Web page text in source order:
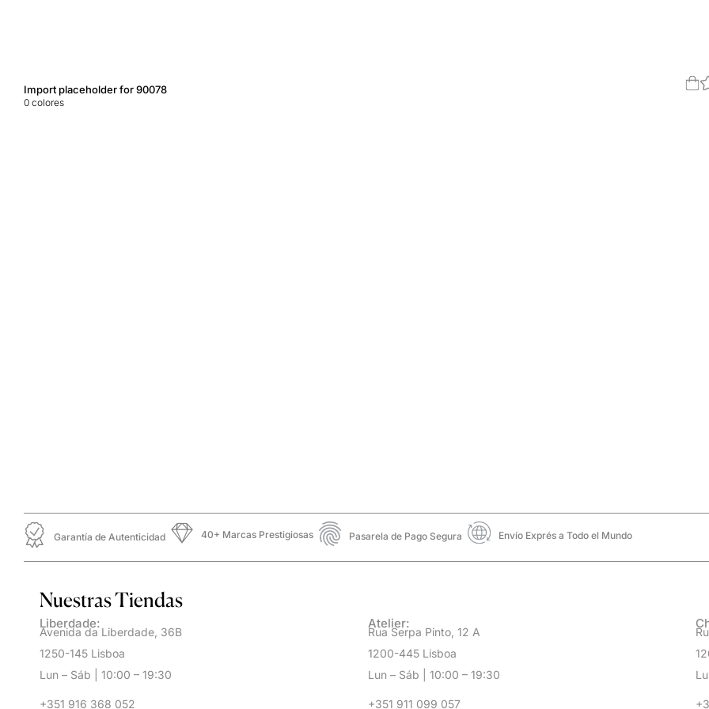
Import placeholder for 90078
0 colores
Garantía de Autenticidad 40+ Marcas Prestigiosas Pasarela de Pago Segura Envío Exprés a Todo el Mundo
Nuestras Tiendas
Liberdade:
Avenida da Liberdade, 36B
1250-145 Lisboa
Lun – Sáb | 10:00 – 19:30
+351 916 368 052
Atelier:
Rua Serpa Pinto, 12 A
1200-445 Lisboa
Lun – Sáb | 10:00 – 19:30
+351 911 099 057